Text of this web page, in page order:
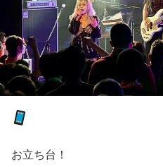
お立ち台！